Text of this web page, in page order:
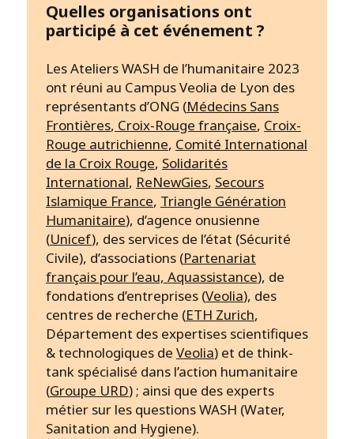
Quelles organisations ont
participé à cet événement ?
Les Ateliers WASH de l’humanitaire 2023
ont réuni au Campus Veolia de Lyon des
représentants d’ONG (Médecins Sans
Frontières, Croix-Rouge française, Croix-
Rouge autrichienne, Comité International
de la Croix Rouge, Solidarités
International, ReNewGies, Secours
Islamique France, Triangle Génération
Humanitaire), d’agence onusienne
(Unicef), des services de l’état (Sécurité
Civile), d’associations (Partenariat
français pour l’eau, Aquassistance), de
fondations d’entreprises (Veolia), des
centres de recherche (ETH Zurich,
Département des expertises scientifiques
& technologiques de Veolia) et de think-
tank spécialisé dans l’action humanitaire
(Groupe URD) ; ainsi que des experts
métier sur les questions WASH (Water,
Sanitation and Hygiene).